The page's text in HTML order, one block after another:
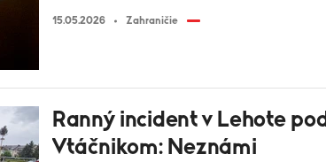
15.05.2026 Zahraničie
Ranný incident v Lehote pod
Vtáčnikom: Neznámi